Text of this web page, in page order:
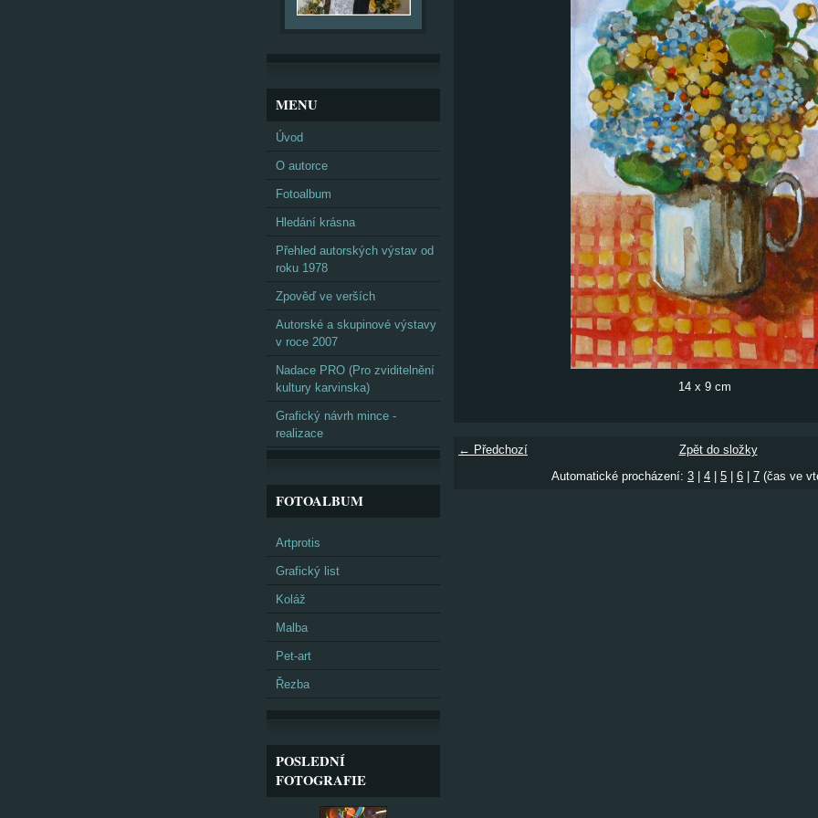
14 x 9 cm
← Předchozí
Zpět do složky
Automatické procházení: 3 4 5 6 7 (čas ve
MENU
Úvod
O autorce
Fotoalbum
Hledání krásna
Přehled autorských výstav od
roku 1978
Zpověď ve verších
Autorské a skupinové výstavy
v roce 2007
Nadace PRO (Pro zviditelnění
kultury karvinska)
Grafický návrh mince -
realizace
FOTOALBUM
Artprotis
Grafický list
Koláž
Malba
Pet-art
Řezba
POSLEDNÍ
FOTOGRAFIE